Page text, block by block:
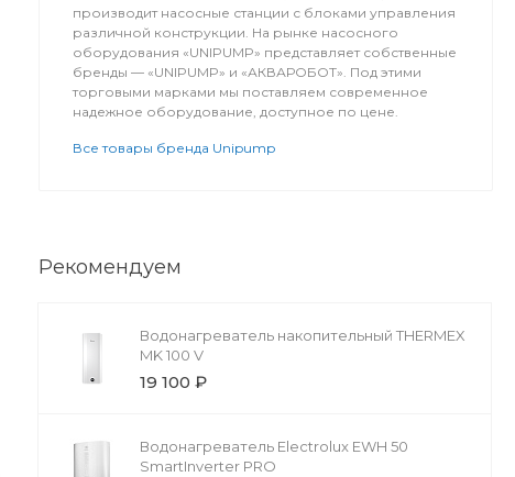
производит насосные станции с блоками управления
различной конструкции. На рынке насосного
оборудования «UNIPUMP» представляет собственные
бренды — «UNIPUMP» и «АКВАРОБОТ». Под этими
торговыми марками мы поставляем современное
надежное оборудование, доступное по цене.
Все товары бренда Unipump
Рекомендуем
Водонагреватель накопительный THERMEX
MK 100 V
19 100 ₽
Водонагреватель Electrolux EWH 50
SmartInverter PRO